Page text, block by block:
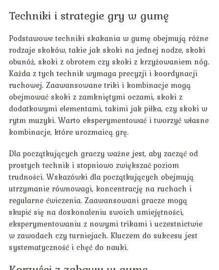
Techniki i strategie gry w gumę
Podstawowe techniki skakania w gumę obejmują różne
rodzaje skoków, takie jak skoki na jednej nodze, skoki
obunóż, skoki z obrotem czy skoki z krzyżowaniem nóg.
Każda z tych technik wymaga precyzji i koordynacji
ruchowej. Zaawansowane triki i kombinacje mogą
obejmować skoki z zamkniętymi oczami, skoki z
dodatkowymi elementami, takimi jak piłka, czy skoki w
rytm muzyki. Warto eksperymentować i tworzyć własne
kombinacje, które urozmaicą grę.
Dla początkujących graczy ważne jest, aby zacząć od
prostych technik i stopniowo zwiększać poziom
trudności. Wskazówki dla początkujących obejmują
utrzymanie równowagi, koncentrację na ruchach i
regularne ćwiczenia. Zaawansowani gracze mogą
skupić się na doskonaleniu swoich umiejętności,
eksperymentowaniu z nowymi trikami i uczestnictwie
w zawodach czy turniejach. Kluczem do sukcesu jest
systematyczność i chęć do nauki.